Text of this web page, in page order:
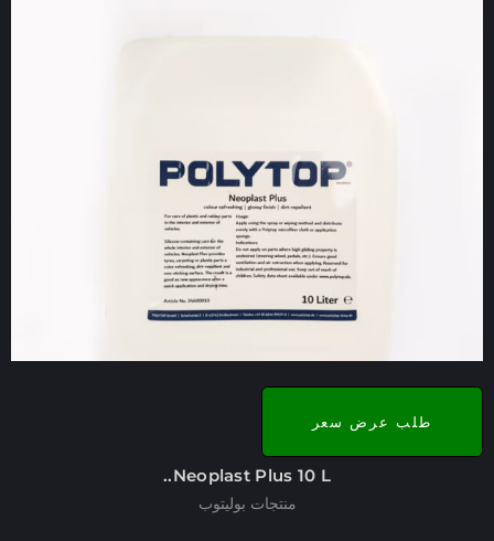
طلب عرض سعر
Neoplast Plus 10 L..
منتجات بوليتوب